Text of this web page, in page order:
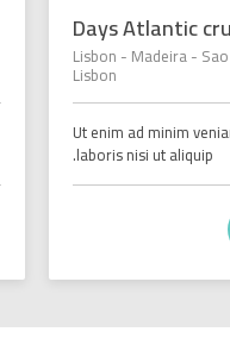
Lisbon - Madeira -
Lisbon
Ut enim ad minim
laboris nisi ut aliquip.